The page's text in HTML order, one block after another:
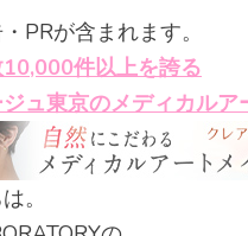
PRが含まれます。
件以上を誇る
ュ東京のメディカルア
。